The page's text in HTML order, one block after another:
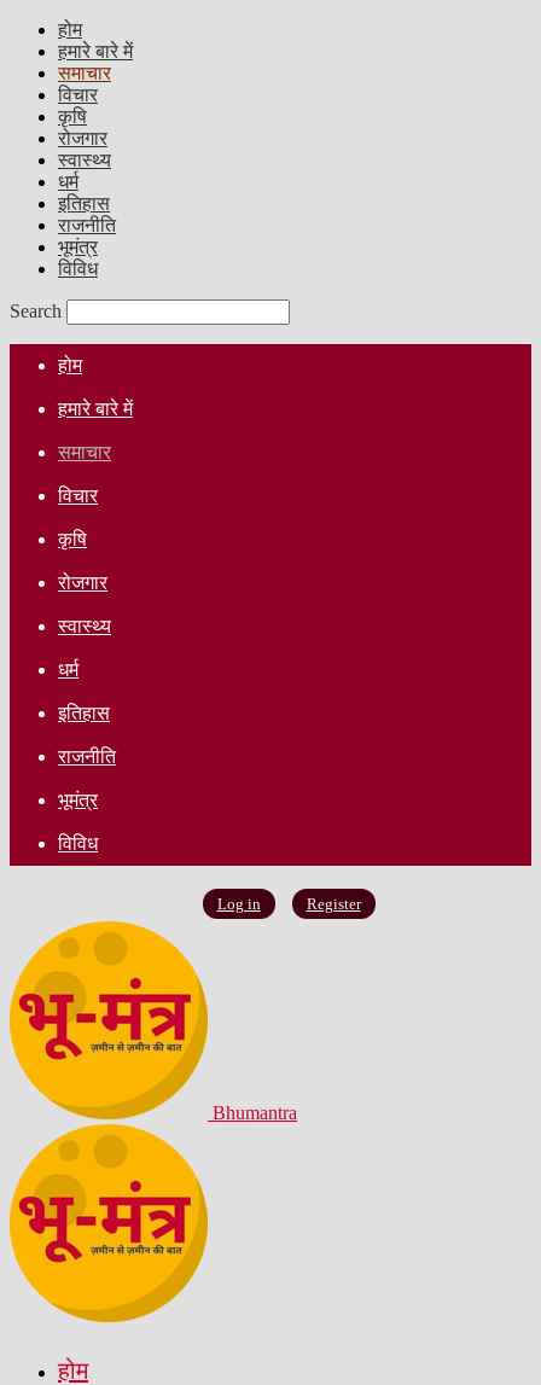
होम
हमारे बारे में
समाचार
विचार
कृषि
रोजगार
स्वास्थ्य
धर्म
इतिहास
राजनीति
भूमंत्र
विविध
Search
होम
हमारे बारे में
समाचार
विचार
कृषि
रोजगार
स्वास्थ्य
धर्म
इतिहास
राजनीति
भूमंत्र
विविध
Log in Register
Bhumantra
होम